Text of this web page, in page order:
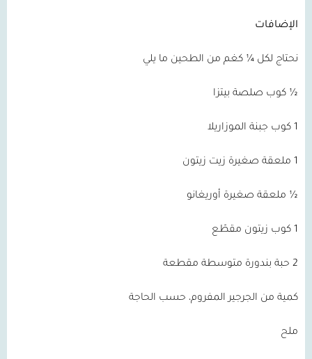
الإضافات
نحتاج لكل ¼ كغم من الطحين ما يلي
½ كوب صلصة بيتزا
1 كوب جبنة الموزاريلا
1 ملعقة صغيرة زيت زيتون
½ ملعقة صغيرة أوريغانو
1 كوب زيتون مقطّع
2 حبة بندورة متوسطة مقطعة
كمية من الجرجير المفروم، حسب الحاجة
ملح